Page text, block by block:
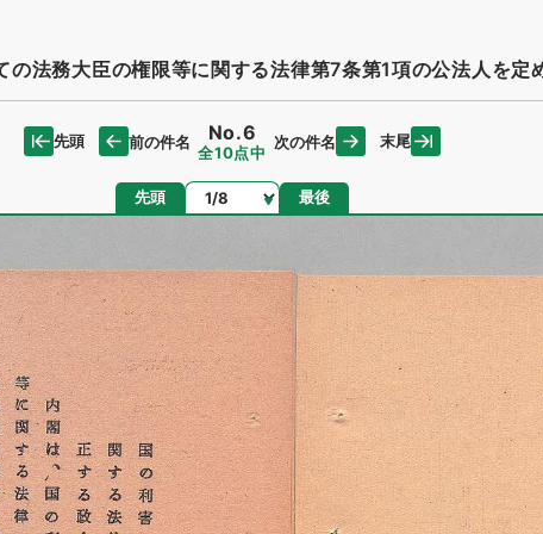
の法務大臣の権限等に関する法律第7条第1項の公法人を定
先頭 前の件名 No.6
全10点中
次の件名 末尾
先頭 ページ 最後